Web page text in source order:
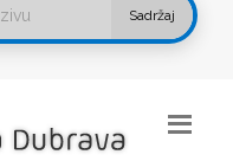
Sadržaj